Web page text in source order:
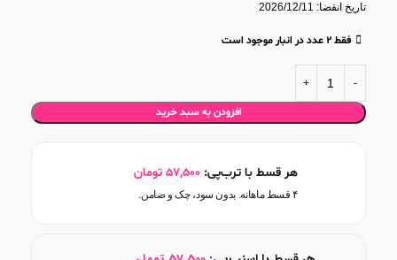
سرشار از مواد موثر بر کنترل ریزش مو همچون
شامپو هیدراکلین ضد ریزش موی خشک،
تاریخ انقضا: 2026/12/11
فقط 2 عدد در انبار موجود است
افزودن به سبد خرید
هر قسط با ترب‌پی: 57,500 تومان
۴ قسط ماهانه. بدون سود، چک و ضامن.